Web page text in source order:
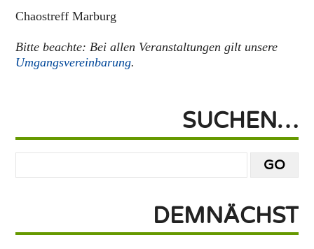
Chaostreff Marburg
Bitte beachte: Bei allen Veranstaltungen gilt unsere
Umgangsvereinbarung.
SUCHEN…
DEMNÄCHST